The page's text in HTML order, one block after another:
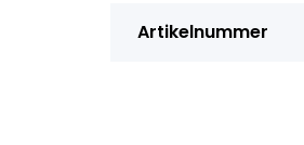
Artikelnummer